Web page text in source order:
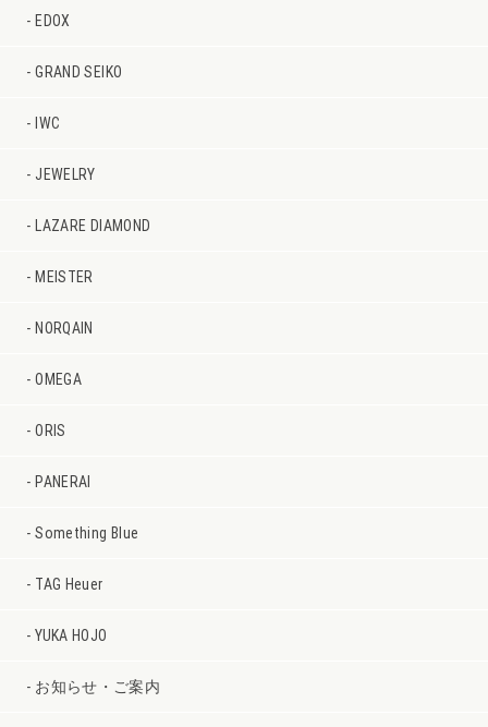
EDOX
GRAND SEIKO
IWC
JEWELRY
LAZARE DIAMOND
MEISTER
NORQAIN
OMEGA
ORIS
PANERAI
Something Blue
TAG Heuer
YUKA HOJO
お知らせ・ご案内